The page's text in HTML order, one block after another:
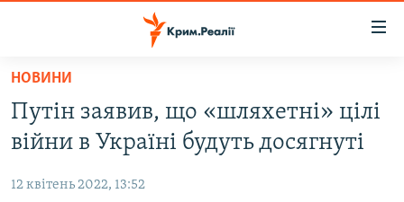
Перейти
основного
матеріалу
до
ВОДА.КРИМ
ВІДЕО ТА ФОТО
ПОЛІТИКА
НОВИНИ
Путін заявив, що «шляхетні» цілі
війни в Україні будуть досягнуті
12 квітень 2022, 13:52